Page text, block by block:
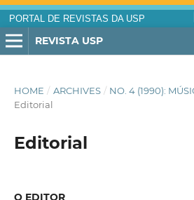
PORTAL DE REVISTAS DA USP
REVISTA USP
HOME / ARCHIVES / NO. 4 (1990):
Editorial
Editorial